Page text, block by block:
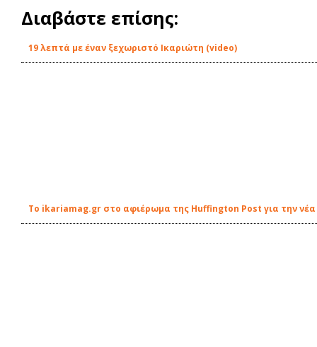
Διαβάστε επίσης:
19 λεπτά με έναν ξεχωριστό Ικαριώτη (video)
Το ikariamag.gr στο αφιέρωμα της Huffington Post για την